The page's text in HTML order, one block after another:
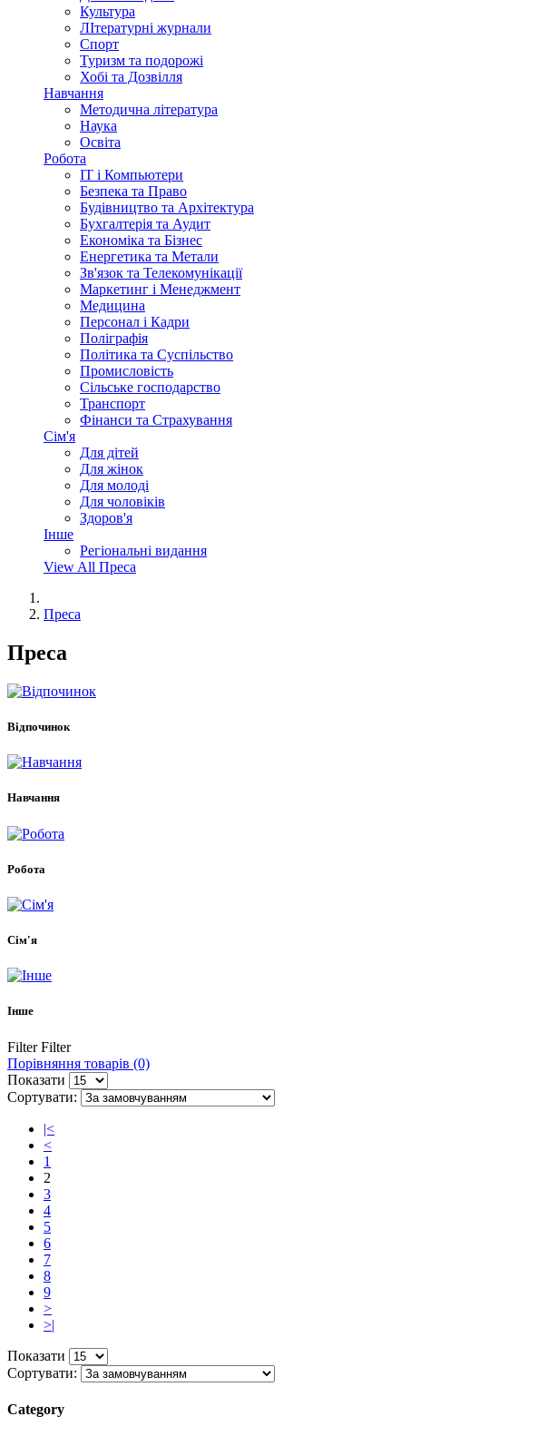
Культура
ЛІтературні журнали
Спорт
Туризм та подорожі
Хобі та Дозвілля
Навчання
Методична література
Наука
Освіта
Робота
IT і Компьютери
Безпека та Право
Будівництво та Архітектура
Бухгалтерія та Аудит
Економіка та Бізнес
Енергетика та Метали
Зв'язок та Телекомунікації
Маркетинг і Менеджмент
Медицина
Персонал і Кадри
Поліграфія
Політика та Суспільство
Промисловість
Сільське господарство
Транспорт
Фінанси та Страхування
Сім'я
Для дітей
Для жінок
Для молоді
Для чоловіків
Здоров'я
Інше
Регіональні видання
View All Преса
Преса
Преса
Відпочинок
Навчання
Робота
Сім'я
Інше
Filter Filter
Порівняння товарів (0)
Показати
Сортувати:
|<
<
1
2
3
4
5
6
7
8
9
>
>|
Показати
Сортувати:
Category